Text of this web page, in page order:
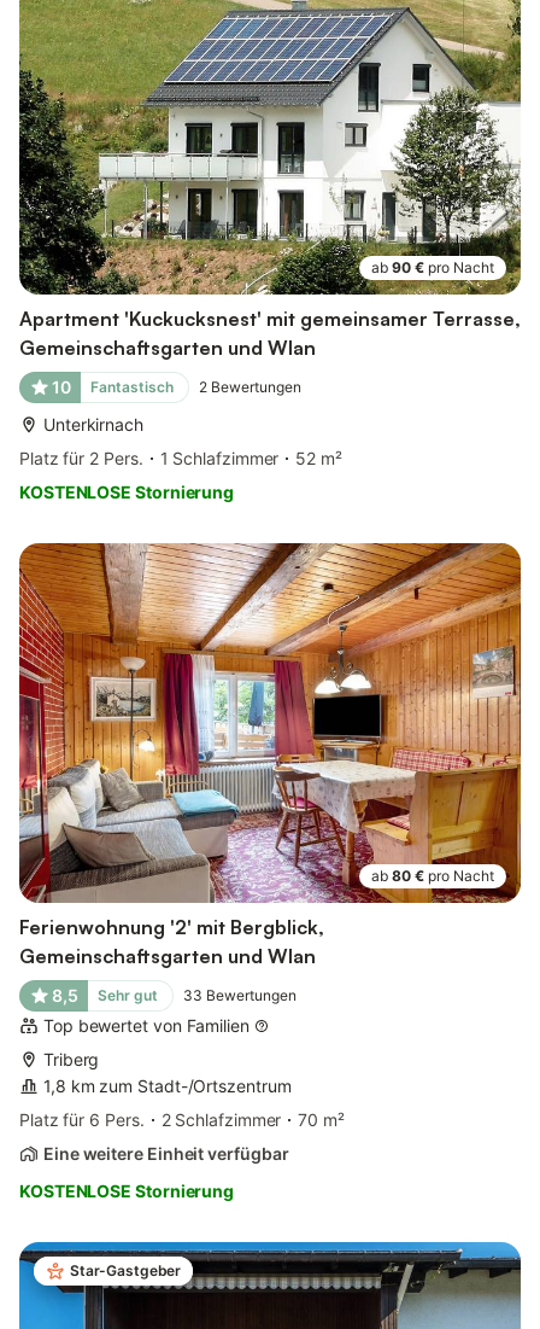
ab 90 € pro Nacht
Apartment 'Kuckucksnest' mit gemeinsamer Terrasse,
Gemeinschaftsgarten und Wlan
10 Fantastisch 2 Bewertungen
Unterkirnach
Platz für 2 Pers.
1 Schlafzimmer
52 m²
KOSTENLOSE Stornierung
ab 80 € pro Nacht
Ferienwohnung '2' mit Bergblick,
Gemeinschaftsgarten und Wlan
8,5 Sehr gut 33 Bewertungen
Top bewertet von Familien
Triberg
1,8 km zum Stadt-/Ortszentrum
Platz für 6 Pers.
2 Schlafzimmer
70 m²
Eine weitere Einheit verfügbar
KOSTENLOSE Stornierung
Star-Gastgeber